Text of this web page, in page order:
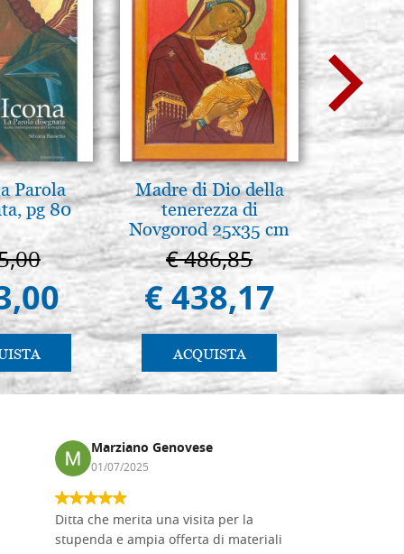
Parola
pg 80
Madre di Dio della
tenerezza di
Novgorod 25x35 cm
€ 486,85
€ 438,17
ACQUISTA
La
The
€
€
Marziano Genovese
01/07/2025
Ditta che merita una visita per la
stupenda e ampia offerta di materiali